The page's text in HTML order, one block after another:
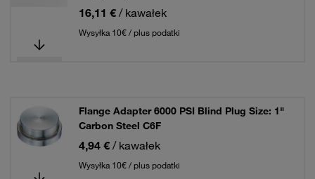
16,11 € / kawałek
Wysyłka 10€ / plus podatki
Flange Adapter 6000 PSI Blind Plug Size: 1"
Carbon Steel C6F
4,94 € / kawałek
Wysyłka 10€ / plus podatki